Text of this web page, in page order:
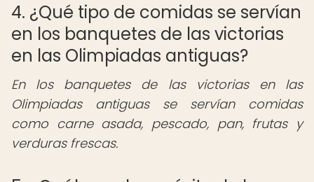
4. ¿Qué tipo de comidas se servían
en los banquetes de las victorias
en las Olimpiadas antiguas?
En los banquetes de las victorias en las
Olimpiadas antiguas se servían comidas
como carne asada, pescado, pan, frutas y
verduras frescas.